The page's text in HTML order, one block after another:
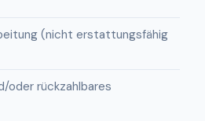
(nicht erstattungsfähig
oder rückzahlbares